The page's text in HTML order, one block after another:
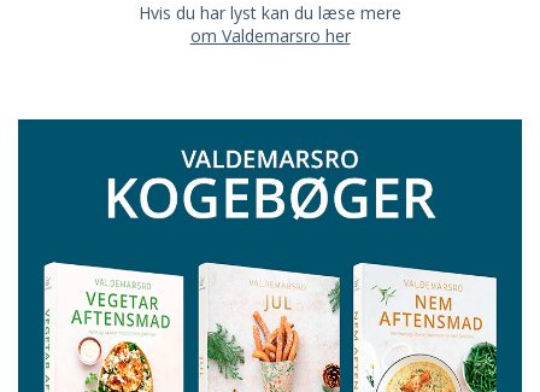
Hvis du har lyst kan du læse mere
om Valdemarsro her